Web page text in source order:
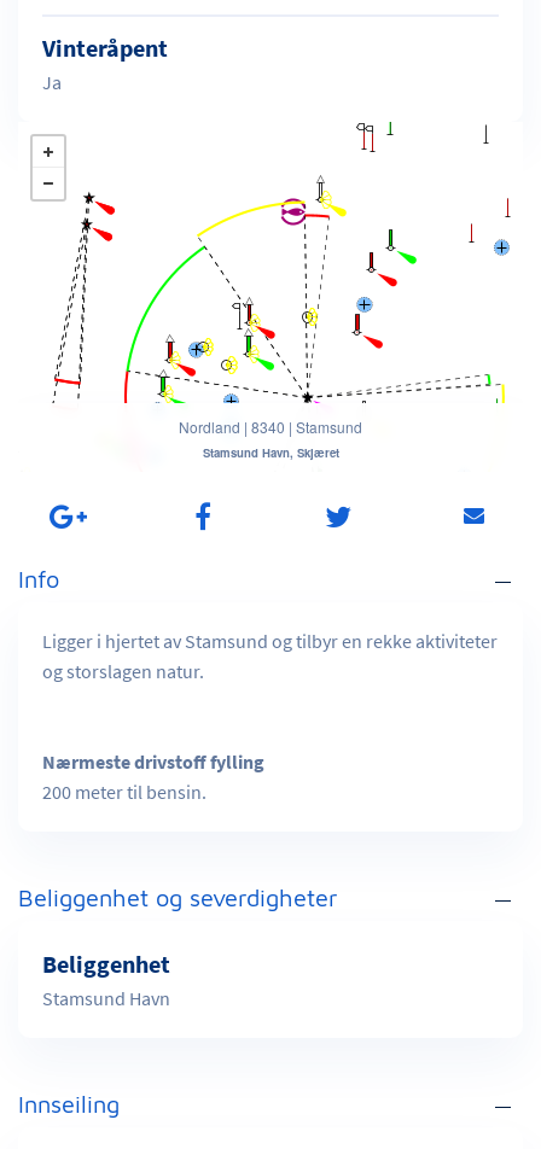
Vinteråpent
Ja
Nordland | 8340 | Stamsund
Stamsund Havn, Skjæret
Info
Ligger i hjertet av Stamsund og tilbyr en rekke aktiviteter
og storslagen natur.
Nærmeste drivstoff fylling
200 meter til bensin.
Beliggenhet og severdigheter
Beliggenhet
Stamsund Havn
Innseiling